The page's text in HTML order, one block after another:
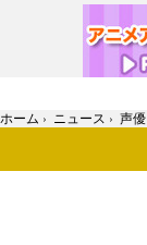
ホーム › ニュース › 声優